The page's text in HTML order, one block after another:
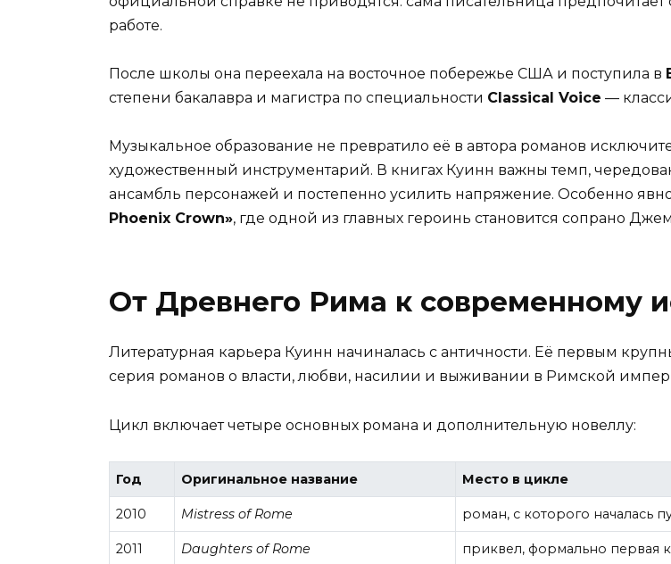
работе.
После школы она переехала на восточное побережье США и поступила в
степени бакалавра и магистра по специальности Classical Voice —
Музыкальное образование не превратило её в автора романов
художественный инструментарий. В книгах Куинн важны темп,
ансамбль персонажей и постепенно усилить напряжение. Особенно
Phoenix Crown», где одной из главных героинь становится сопрано
От Древнего Рима к современному
Литературная карьера Куинн начиналась с античности. Её первым
серия романов о власти, любви, насилии и выживании в Римской
Цикл включает четыре основных романа и дополнительную новеллу:
Год Оригинальное название Место в цикле
2010 Mistress of Rome роман, с которого началась
2011 Daughters of Rome приквел, формально первая